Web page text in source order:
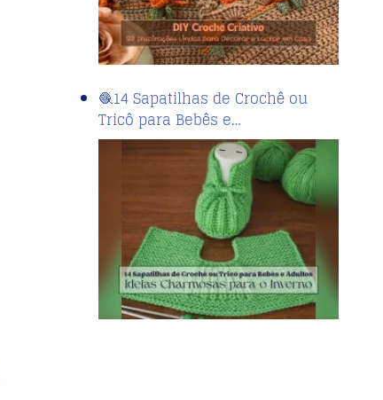
🧶14 Sapatilhas de Crochê ou
Tricô para Bebês e…